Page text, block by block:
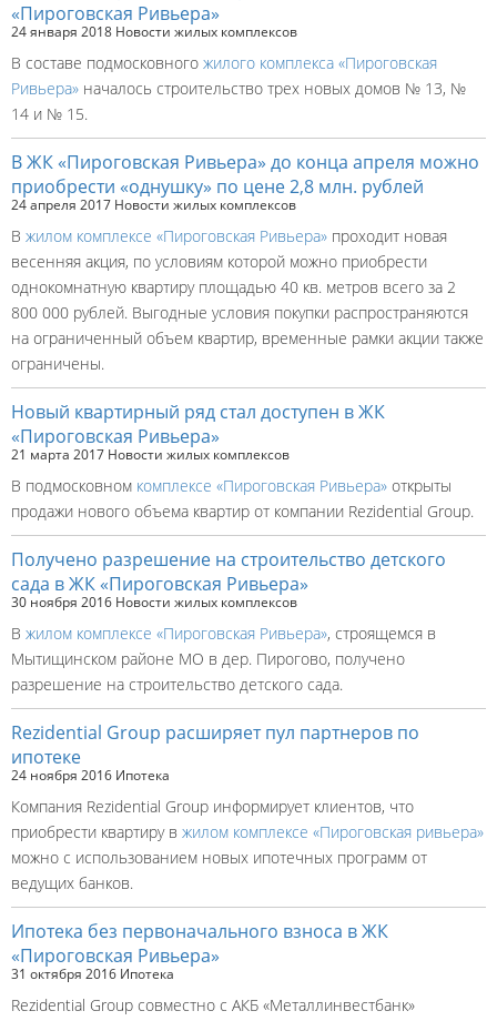
«Пироговская Ривьера»
24 января 2018 Новости жилых комплексов
В составе подмосковного жилого комплекса «Пироговская
Ривьера» началось строительство трех новых домов № 13, №
14 и № 15.
В ЖК «Пироговская Ривьера» до конца апреля можно
приобрести «однушку» по цене 2,8 млн. рублей
24 апреля 2017 Новости жилых комплексов
В жилом комплексе «Пироговская Ривьера» проходит новая
весенняя акция, по условиям которой можно приобрести
однокомнатную квартиру площадью 40 кв. метров всего за 2
800 000 рублей. Выгодные условия покупки распространяются
на ограниченный объем квартир, временные рамки акции также
ограничены.
Новый квартирный ряд стал доступен в ЖК
«Пироговская Ривьера»
21 марта 2017 Новости жилых комплексов
В подмосковном комплексе «Пироговская Ривьера» открыты
продажи нового объема квартир от компании Rezidential Group.
Получено разрешение на строительство детского
сада в ЖК «Пироговская Ривьера»
30 ноября 2016 Новости жилых комплексов
В жилом комплексе «Пироговская Ривьера», строящемся в
Мытищинском районе МО в дер. Пирогово, получено
разрешение на строительство детского сада.
Rezidential Group расширяет пул партнеров по
ипотеке
24 ноября 2016 Ипотека
Компания Rezidential Group информирует клиентов, что
приобрести квартиру в жилом комплексе «Пироговская ривьера»
можно с использованием новых ипотечных программ от
ведущих банков.
Ипотека без первоначального взноса в ЖК
«Пироговская Ривьера»
31 октября 2016 Ипотека
Rezidential Group совместно с АКБ «Металлинвестбанк»